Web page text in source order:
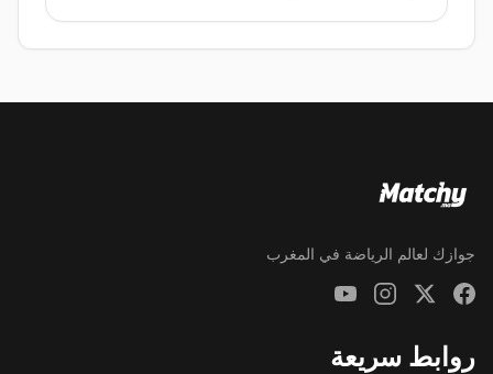
جوازك لعالم الرياضة في المغرب
روابط سريعة